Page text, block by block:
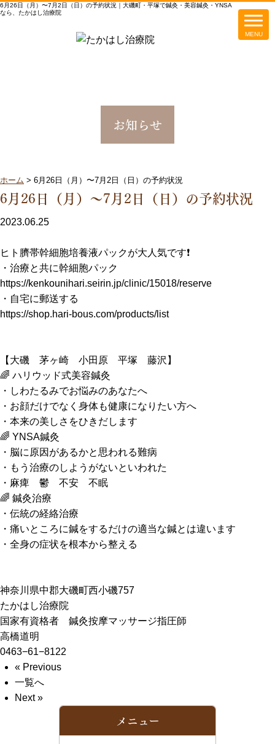
6月26日（月）〜7月2日（日）の予約状況｜大磯町・平塚で鍼灸・美容鍼灸・YNSA
なら、たかはし治療院
お知らせ
ホーム > 6月26日（月）〜7月2日（日）の予約状況
6月26日（月）〜7月2日（日）の予約状況
2023.06.25
ヒト臍帯幹細胞培養液パックが大人気です❗️
・治療と共に幹細胞パック
https://kenkounihari.seirin.jp/clinic/15018/reserve
・自宅に郵送する
https://shop.hari-bous.com/products/list
【大磯 茅ヶ崎 小田原 平塚 藤沢】
🌈 ハリウッド式美容鍼灸
・しわたるみでお悩みのあなたへ
・お顔だけでなく身体も健康になりたい方へ
・本来の美しさをひきだします
🌈 YNSA鍼灸
・脳に原因があるかと思われる難病
・もう治療のしようがないといわれた
・麻痺 鬱 不安 不眠
🌈 鍼灸治療
・伝統の経絡治療
・痛いところに鍼をするだけの適当な鍼とは違います
・全身の症状を根本から整える
神奈川県中郡大磯町西小磯757
たかはし治療院
国家有資格者 鍼灸按摩マッサージ指圧師
高橋道明
0463−61−8122
« Previous
一覧へ
Next »
メニュー